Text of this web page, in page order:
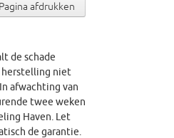
Pagina afdrukken
de schade
herstelling niet
afwachting van
twee weken
Haven. Let
de garantie.